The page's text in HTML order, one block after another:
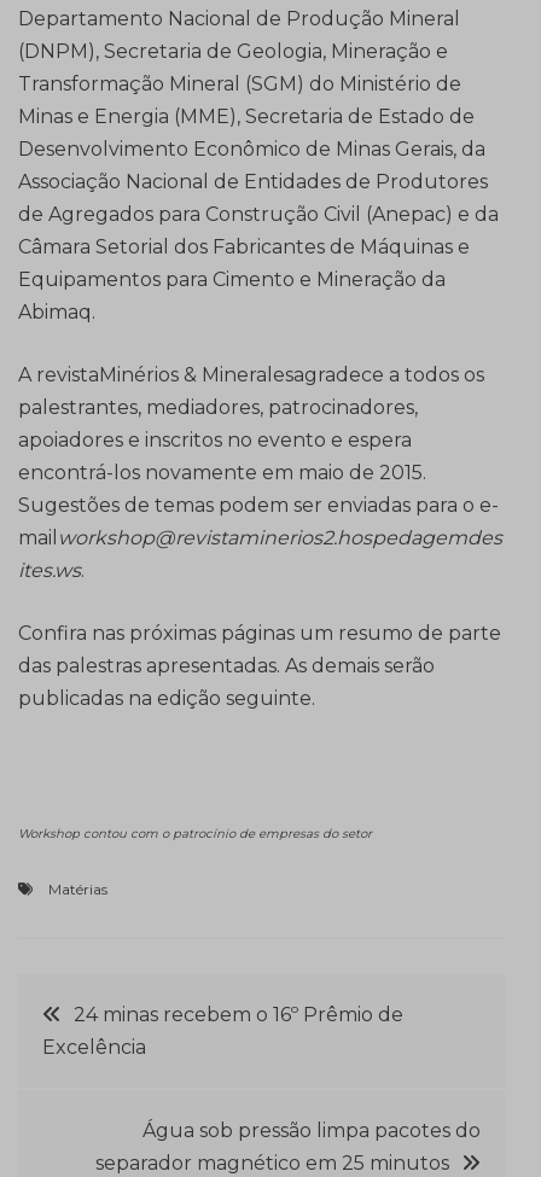
Departamento Nacional de Produção Mineral
(DNPM), Secretaria de Geologia, Mineração e
Transformação Mineral (SGM) do Ministério de
Minas e Energia (MME), Secretaria de Estado de
Desenvolvimento Econômico de Minas Gerais, da
Associação Nacional de Entidades de Produtores
de Agregados para Construção Civil (Anepac) e da
Câmara Setorial dos Fabricantes de Máquinas e
Equipamentos para Cimento e Mineração da
Abimaq.
A revistaMinérios & Mineralesagradece a todos os
palestrantes, mediadores, patrocinadores,
apoiadores e inscritos no evento e espera
encontrá-los novamente em maio de 2015.
Sugestões de temas podem ser enviadas para o e-
mail workshop@revistaminerios2.hospedagemdes
ites.ws.
Confira nas próximas páginas um resumo de parte
das palestras apresentadas. As demais serão
publicadas na edição seguinte.
Workshop contou com o patrocínio de empresas do setor
Matérias
Navegação
24 minas recebem o 16º Prêmio de
Excelência
Água sob pressão limpa pacotes do
separador magnético em 25 minutos